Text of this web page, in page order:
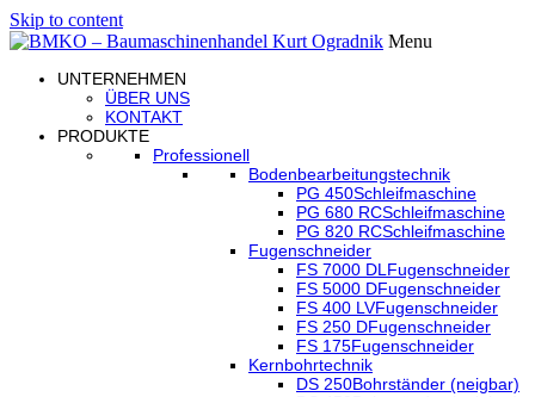
Skip to content
Menu
UNTERNEHMEN
ÜBER UNS
KONTAKT
PRODUKTE
Professionell
Bodenbearbeitungstechnik
PG 450Schleifmaschine
PG 680 RCSchleifmaschine
PG 820 RCSchleifmaschine
Fugenschneider
FS 7000 DLFugenschneider
FS 5000 DFugenschneider
FS 400 LVFugenschneider
FS 250 DFugenschneider
FS 175Fugenschneider
Kernbohrtechnik
DS 250Bohrständer (neigbar)